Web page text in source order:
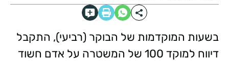
בשעות המוקדמות של הבוקר (רביעי), התקבל
דיווח למוקד 100 של המשטרה על אדם חשוד